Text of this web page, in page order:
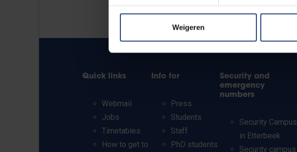
Weigeren
Quick links
Webmail
Jobs
Timetables
How to get to
Info for
Press
Students
Staff
PhD students
Security and
emergency
numbers
Security Campus
in Etterbeek
Security campus